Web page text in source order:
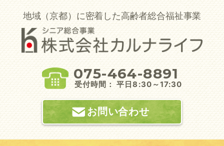
Skip
to
content
地域（京都）に密着した高齢者総合福祉事業
075-464-8891
受付時間： 平日8:30～17:30
お問い合わせ